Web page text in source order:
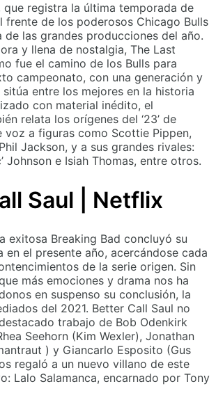
que registra la última temporada de
frente de los poderosos Chicago Bulls
las grandes producciones del año.
y llena de nostalgia, The Last
fue el camino de los Bulls para
campeonato, con una generación y
entre los mejores en la historia
con material inédito, el
relata los orígenes del ‘23’ de
voz a figuras como Scottie Pippen,
Jackson, y a sus grandes rivales:
Johnson e Isiah Thomas, entre otros.
Saul | Netflix
exitosa Breaking Bad concluyó su
en el presente año, acercándose cada
de la serie origen. Sin
más emociones y drama nos ha
en suspenso su conclusión, la
del 2021. Better Call Saul no
trabajo de Bob Odenkirk
Seehorn (Kim Wexler), Jonathan
) y Giancarlo Esposito (Gus
regaló a un nuevo villano de este
Lalo Salamanca, encarnado por Tony